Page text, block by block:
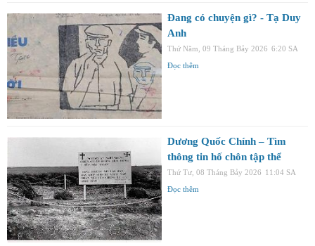
Đang có chuyện gì? - Tạ Duy
Anh
Thứ Năm, 09 Tháng Bảy 2026 6:20 SA
Đọc thêm
Dương Quốc Chính – Tìm
thông tin hố chôn tập thể
Thứ Tư, 08 Tháng Bảy 2026 11:04 SA
Đọc thêm